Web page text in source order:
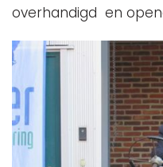
overhandigd en